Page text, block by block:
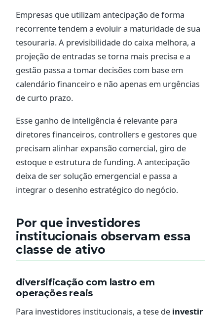
Empresas que utilizam antecipação de forma
recorrente tendem a evoluir a maturidade de sua
tesouraria. A previsibilidade do caixa melhora, a
projeção de entradas se torna mais precisa e a
gestão passa a tomar decisões com base em
calendário financeiro e não apenas em urgências
de curto prazo.
Esse ganho de inteligência é relevante para
diretores financeiros, controllers e gestores que
precisam alinhar expansão comercial, giro de
estoque e estrutura de funding. A antecipação
deixa de ser solução emergencial e passa a
integrar o desenho estratégico do negócio.
Por que investidores
institucionais observam essa
classe de ativo
diversificação com lastro em
operações reais
Para investidores institucionais, a tese de investir